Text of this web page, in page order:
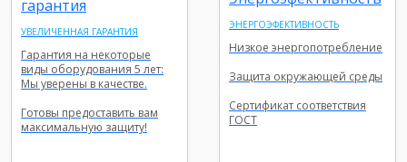
УВЕЛИЧЕННАЯ ГАРАНТИЯ
Гарантия на некоторые
виды оборудования 5 лет:
Мы уверены в качестве.
Готовы предоставить вам
максимальную защиту!
ЭНЕРГОЭФЕКТИВНОСТЬ
Низкое энергопотребление
Защита окружающей среды
Cертификат соответствия
ГОСТ